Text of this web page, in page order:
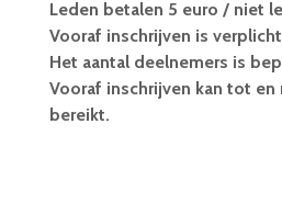
Leden betalen 5 euro / niet
Vooraf inschrijven is
Het aantal deelnemers is
Vooraf inschrijven kan tot en
bereikt.